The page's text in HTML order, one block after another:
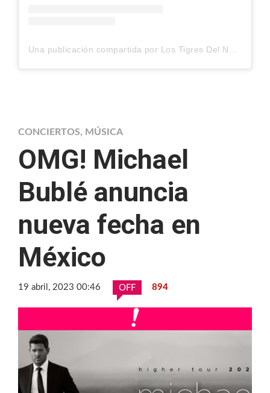
CONCIERTOS, MÚSICA
OMG! Michael
Bublé anuncia
nueva fecha en
México
19 abril, 2023 00:46 OFF 894